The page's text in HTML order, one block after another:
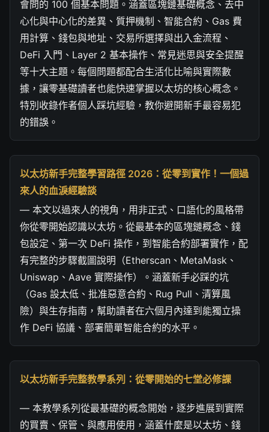
會問的 100 個基本問題。涵蓋區塊鏈基礎概念、去中
心化與中心化的差異、質押機制、智能合約、Gas 費
用計算、錢包與地址、交易所選擇與出入金流程、
DeFi 入門、Layer 2 基本操作、常見迷思與安全提醒
等十大主題。每個問題都配合生活化比喻與實際數
據，讓零基礎讀者也能快速掌握以太坊的核心概念。
特別收錄作者個人踩坑經驗，教你避開新手最容易犯
的錯誤。
以太坊新手完整學習路徑 2026：從零到實作！一個過
來人的血淚經驗談
— 本文以過來人的視角，用非正式、口語化的風格帶
你從零開始認識以太坊。從最基本的區塊鏈概念、錢
包設定、第一次 DeFi 操作，到智能合約部署實作，配
有完整的步驟截圖說明（Etherscan、MetaMask、
Uniswap、Aave 實際操作）。涵蓋新手必踩的坑
（Gas 設太低、批准惡意合約、Rug Pull、清算風
險）與生存指南，幫助讀者在六個月內達到能獨立操
作 DeFi 協議、部署簡單智能合約的水平。
以太坊新手完整教學系列：從零開始的七堂必修課
— 本教學系列從最基礎的概念開始，逐步進展到實際
的買賣、保管、與應用使用，涵蓋什麼是以太坊、錢